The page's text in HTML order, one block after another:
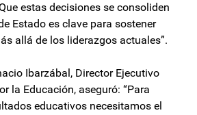
estas decisiones se consoliden
Estado es clave para sostener
allá de los liderazgos actuales”.
Ibarzábal, Director Ejecutivo
la Educación, aseguró: “Para
educativos necesitamos el